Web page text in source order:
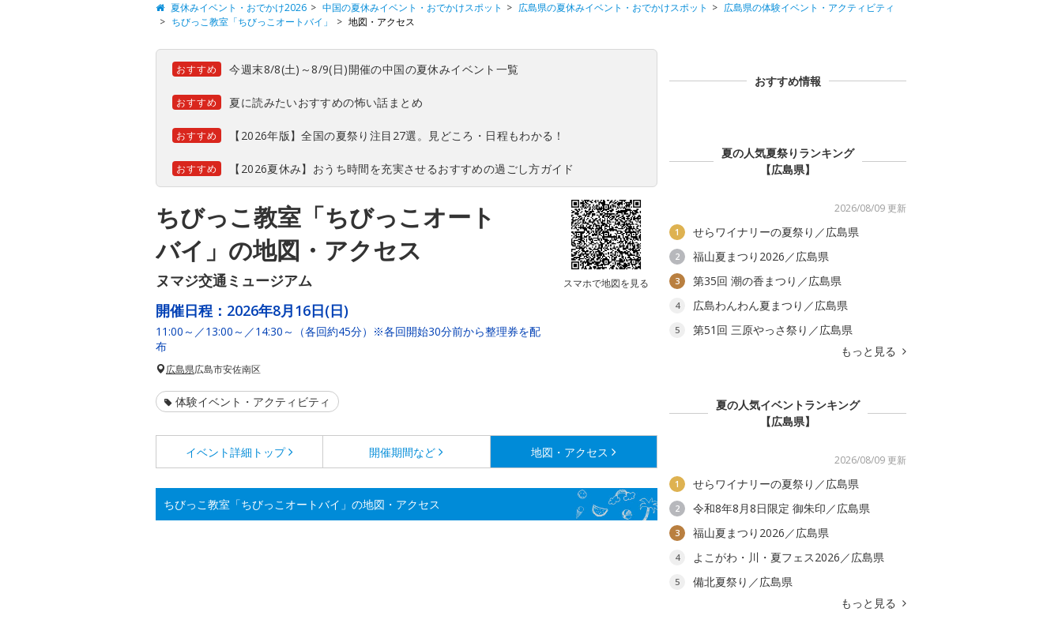
夏休みイベント・おでかけ2026 中国の夏休みイベント・おでかけスポット 広島県の夏休みイベント・おでかけスポット
広島県の体験イベント・アクティビティ
ちびっこ教室「ちびっこオートバイ」
地図・アクセス
おすすめ 今週末8/8(土)～8/9(日)開催の中国の夏休みイベント一覧
おすすめ 夏に読みたいおすすめの怖い話まとめ
おすすめ 【2026年版】全国の夏祭り注目27選。見どころ・日程もわかる！
おすすめ 【2026夏休み】おうち時間を充実させるおすすめの過ごし方ガイド
ちびっこ教室「ちびっこオート
バイ」の地図・アクセス
ヌマジ交通ミュージアム スマホで地図を見る
開催日程： 2026年8月16日(日)
11:00～／13:00～／14:30～（各回約45分）※各回開始30分前から整理券を配
布
広島県広島市安佐南区
体験イベント・アクティビティ
イベント詳細 トップ 開催期間など 地図・アクセス
ちびっこ教室「ちびっこオートバイ」の地図・アクセス
おすすめ情報
夏の人気夏祭りランキング
【広島県】
2026/08/09 更新
1 せらワイナリーの夏祭り／広島県
2 福山夏まつり2026／広島県
3 第35回 潮の香まつり／広島県
4 広島わんわん夏まつり／広島県
5
第51回 三原やっさ祭り／広島県
もっと見る
夏の人気イベントランキング
【広島県】
2026/08/09 更新
1 せらワイナリーの夏祭り／広島県
2 令和8年8月8日限定 御朱印／広島県
3 福山夏まつり2026／広島県
4 よこがわ・川・夏フェス2026／広島県
5
備北夏祭り／広島県
もっと見る